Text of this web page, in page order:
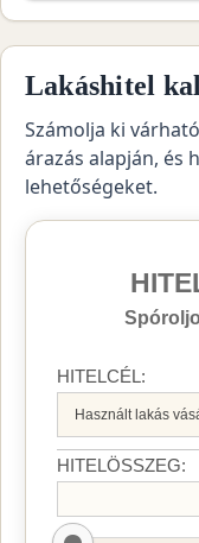
Lakáshitel
Számolja ki
árazás alapján, és
lehetőségeket.